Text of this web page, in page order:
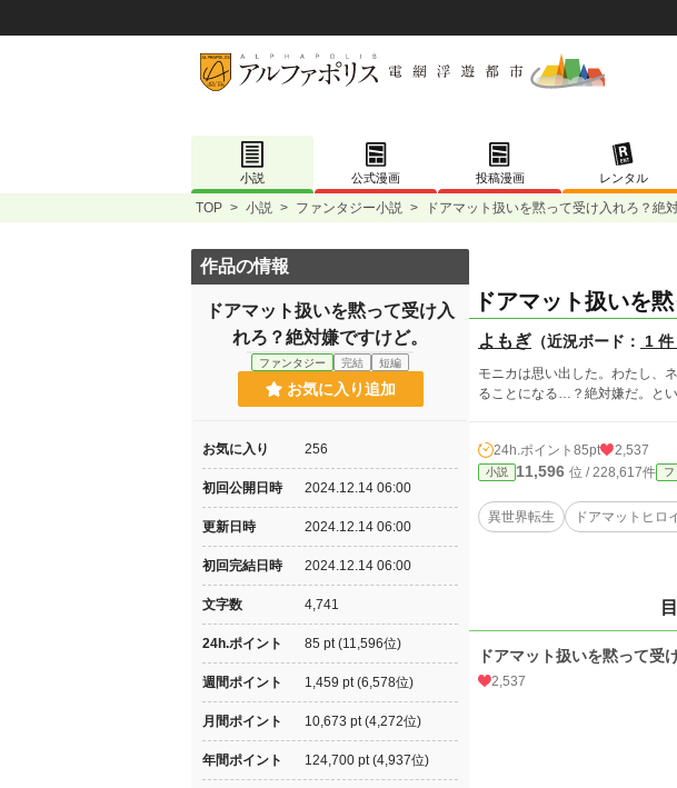
小説 公式漫画 投稿漫画 レンタル
TOP > 小説 > ファンタジー小説 > ドアマット扱いを黙って受け入れろ？絶
ドアマット扱いを
よもぎ （近況ボード： 1 件
モニカは思い出した。わたし、
ることになる…？絶対嫌だ。と
24h.ポイント 85pt 2,537
小説 11,596 位 / 228,617件
異世界転生 ドアマットヒロ
ドアマット扱いを黙って受
2,537
作品の情報
ドアマット扱いを黙って受け入
れろ？絶対嫌ですけど。
ファンタジー 完結 短編
お気に入り追加
お気に入り 256
初回公開日時 2024.12.14 06:00
更新日時 2024.12.14 06:00
初回完結日時 2024.12.14 06:00
文字数 4,741
24h.ポイント 85 pt (11,596位)
週間ポイント 1,459 pt (6,578位)
月間ポイント 10,673 pt (4,272位)
年間ポイント 124,700 pt (4,937位)